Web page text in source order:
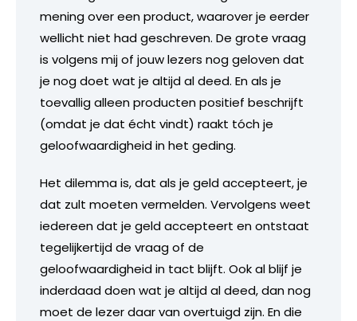
mening over een product, waarover je eerder
wellicht niet had geschreven. De grote vraag
is volgens mij of jouw lezers nog geloven dat
je nog doet wat je altijd al deed. En als je
toevallig alleen producten positief beschrijft
(omdat je dat écht vindt) raakt tóch je
geloofwaardigheid in het geding.
Het dilemma is, dat als je geld accepteert, je
dat zult moeten vermelden. Vervolgens weet
iedereen dat je geld accepteert en ontstaat
tegelijkertijd de vraag of de
geloofwaardigheid in tact blijft. Ook al blijf je
inderdaad doen wat je altijd al deed, dan nog
moet de lezer daar van overtuigd zijn. En die